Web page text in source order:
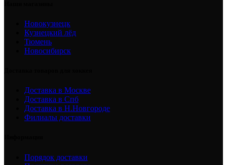
Новокузнецк
Кузнецкий лёд
Тюмень
Новосибирск
Доставка в Москве
Доставка в Спб
Доставка в Н.Новгороде
Филиалы доставки
Порядок доставки